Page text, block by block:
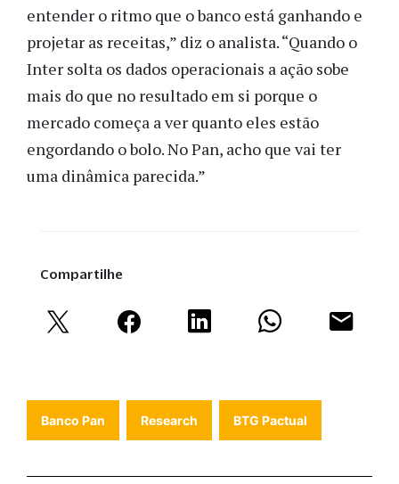
entender o ritmo que o banco está ganhando e
projetar as receitas,” diz o analista. “Quando o
Inter solta os dados operacionais a ação sobe
mais do que no resultado em si porque o
mercado começa a ver quanto eles estão
engordando o bolo. No Pan, acho que vai ter
uma dinâmica parecida.”
Compartilhe
Banco Pan Research BTG Pactual